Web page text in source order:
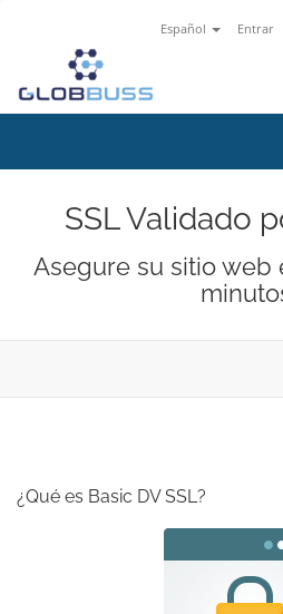
Español Entrar
SSL Validado
Asegure su sitio web
¿Qué es Basic DV SSL?